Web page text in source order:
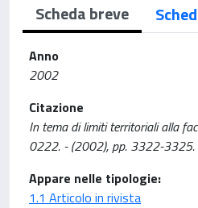
Scheda breve
Anno
2002
Citazione
In tema di limiti territoriali alla
0222. - (2002), pp. 3322-3325.
Appare nelle tipologie:
1.1 Articolo in rivista